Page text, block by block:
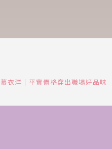
慕衣洋｜平實價格穿出職場好品味